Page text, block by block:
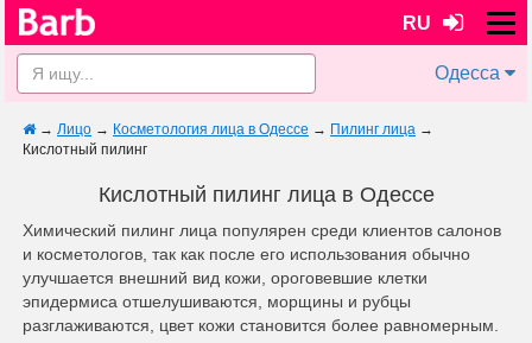
RU
Одесса
→ Лицо → Косметология лица в Одессе → Пилинг лица →
Кислотный пилинг
Кислотный пилинг лица в Одессе
Химический пилинг лица популярен среди клиентов салонов
и косметологов, так как после его использования обычно
улучшается внешний вид кожи, ороговевшие клетки
эпидермиса отшелушиваются, морщины и рубцы
разглаживаются, цвет кожи становится более равномерным.